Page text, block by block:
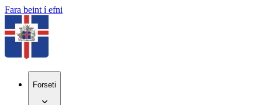
Fara beint í efni
Forseti